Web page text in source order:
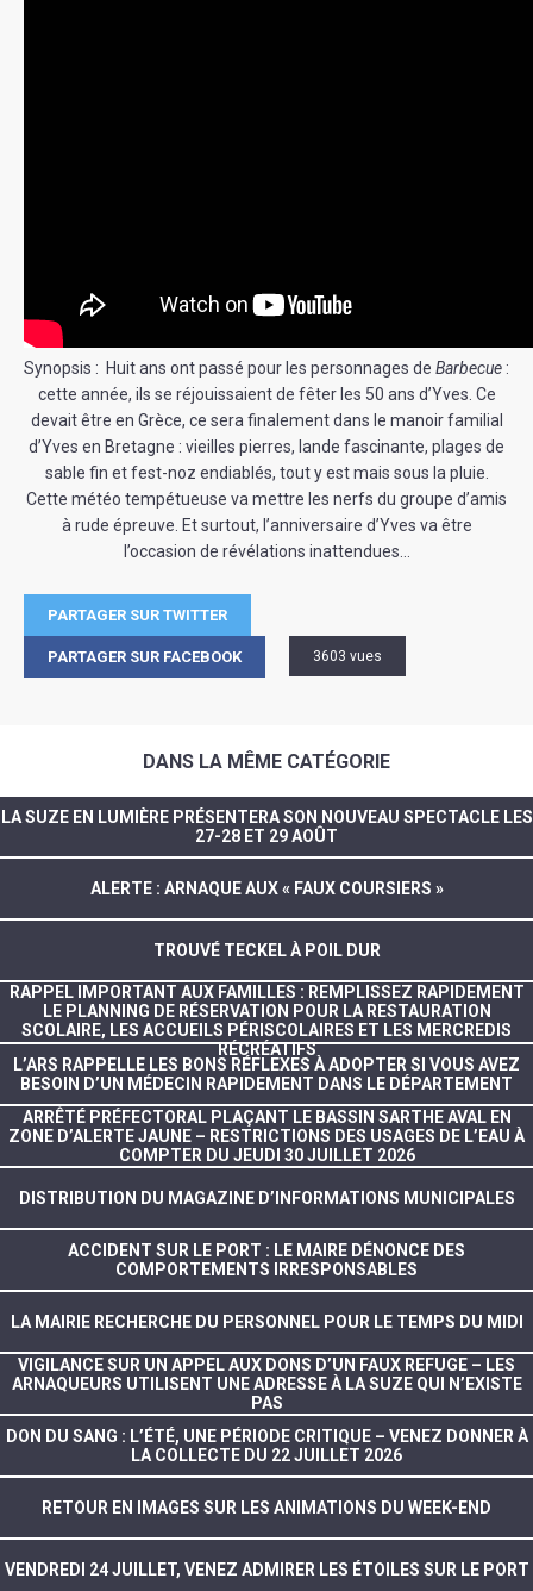
Synopsis : Huit ans ont passé pour les personnages de Barbecue :
cette année, ils se réjouissaient de fêter les 50 ans d’Yves. Ce
devait être en Grèce, ce sera finalement dans le manoir familial
d’Yves en Bretagne : vieilles pierres, lande fascinante, plages de
sable fin et fest-noz endiablés, tout y est mais sous la pluie.
Cette météo tempétueuse va mettre les nerfs du groupe d’amis
à rude épreuve. Et surtout, l’anniversaire d’Yves va être
l’occasion de révélations inattendues…
PARTAGER SUR TWITTER
PARTAGER SUR FACEBOOK 3603 vues
DANS LA MÊME CATÉGORIE
LA SUZE EN LUMIÈRE PRÉSENTERA SON NOUVEAU SPECTACLE LES
27-28 ET 29 AOÛT
ALERTE : ARNAQUE AUX « FAUX COURSIERS »
TROUVÉ TECKEL À POIL DUR
RAPPEL IMPORTANT AUX FAMILLES : REMPLISSEZ RAPIDEMENT
LE PLANNING DE RÉSERVATION POUR LA RESTAURATION
SCOLAIRE, LES ACCUEILS PÉRISCOLAIRES ET LES MERCREDIS
RÉCRÉATIFS
L’ARS RAPPELLE LES BONS RÉFLEXES À ADOPTER SI VOUS AVEZ
BESOIN D’UN MÉDECIN RAPIDEMENT DANS LE DÉPARTEMENT
ARRÊTÉ PRÉFECTORAL PLAÇANT LE BASSIN SARTHE AVAL EN
ZONE D’ALERTE JAUNE – RESTRICTIONS DES USAGES DE L’EAU À
COMPTER DU JEUDI 30 JUILLET 2026
DISTRIBUTION DU MAGAZINE D’INFORMATIONS MUNICIPALES
ACCIDENT SUR LE PORT : LE MAIRE DÉNONCE DES
COMPORTEMENTS IRRESPONSABLES
LA MAIRIE RECHERCHE DU PERSONNEL POUR LE TEMPS DU MIDI
VIGILANCE SUR UN APPEL AUX DONS D’UN FAUX REFUGE – LES
ARNAQUEURS UTILISENT UNE ADRESSE À LA SUZE QUI N’EXISTE
PAS
DON DU SANG : L’ÉTÉ, UNE PÉRIODE CRITIQUE – VENEZ DONNER À
LA COLLECTE DU 22 JUILLET 2026
RETOUR EN IMAGES SUR LES ANIMATIONS DU WEEK-END
VENDREDI 24 JUILLET, VENEZ ADMIRER LES ÉTOILES SUR LE PORT